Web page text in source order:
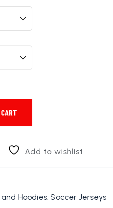
Add to wishlist
Hoodies, Soccer Jerseys